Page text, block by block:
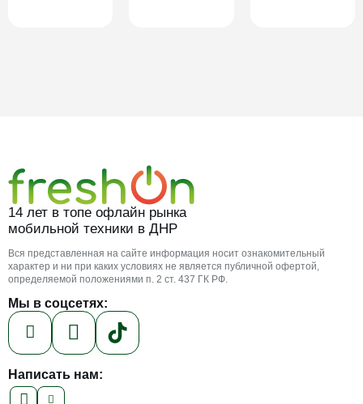
14 лет в топе офлайн рынка
мобильной техники в ДНР
Вся представленная на сайте информация носит ознакомительный
характер и ни при каких условиях не является публичной офертой,
определяемой положениями п. 2 ст. 437 ГК РФ.
Мы в соцсетях:
Написать нам: